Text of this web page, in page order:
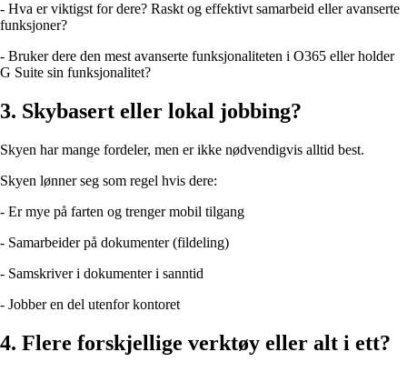
- Hva er viktigst for dere? Raskt og effektivt samarbeid eller avanserte
funksjoner?
- Bruker dere den mest avanserte funksjonaliteten i O365 eller holder
G Suite sin funksjonalitet?
3. Skybasert eller lokal jobbing?
Skyen har mange fordeler, men er ikke nødvendigvis alltid best.
Skyen lønner seg som regel hvis dere:
- Er mye på farten og trenger mobil tilgang
- Samarbeider på dokumenter (fildeling)
- Samskriver i dokumenter i sanntid
- Jobber en del utenfor kontoret
4. Flere forskjellige verktøy eller alt i ett?